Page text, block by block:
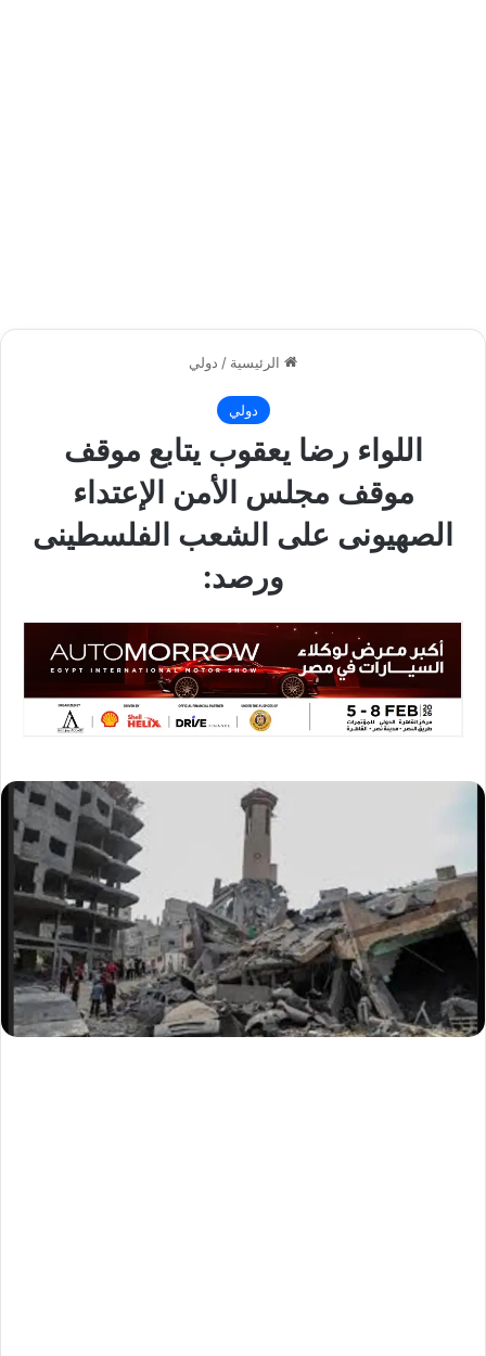
الرئيسية / دولي
دولي
اللواء رضا يعقوب يتابع موقف
موقف مجلس الأمن الإعتداء
الصهيونى على الشعب الفلسطينى
ورصد: